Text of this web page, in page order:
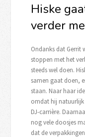
Hiske
verder
Ondanks dat Gerrit
stoppen met het
steeds wel doen.
samen gaat doen,
staan. Naar haar
omdat hij natuurlijk
DJ-carrière.
nog vele doosjes
dat de